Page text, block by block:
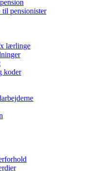
til pensionister
lærlinge
koder